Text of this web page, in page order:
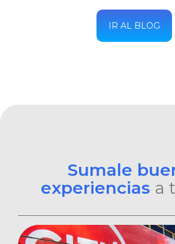
IR AL BLOG
Sumale
experiencias a